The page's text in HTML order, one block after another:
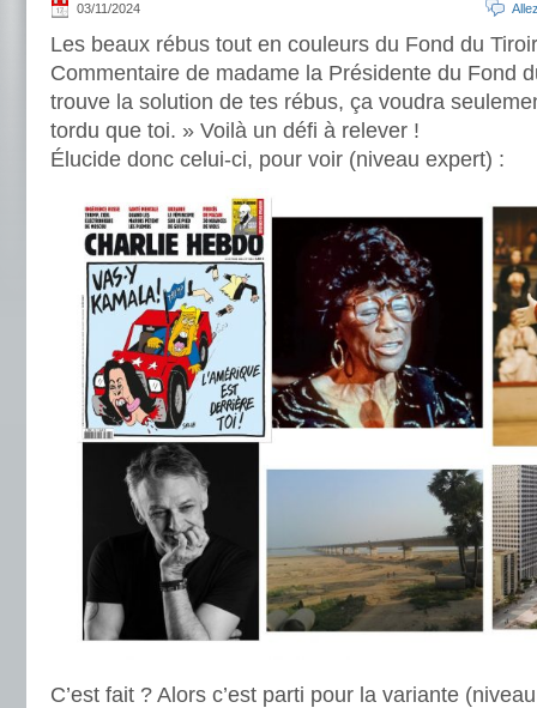
03/11/2024
Les beaux rébus tout en couleurs du Fond du
Commentaire de madame la Présidente du Fond
trouve la solution de tes rébus, ça voudra
tordu que toi. » Voilà un défi à relever !
Élucide donc celui-ci, pour voir (niveau expert) :
C’est fait ? Alors c’est parti pour la variante